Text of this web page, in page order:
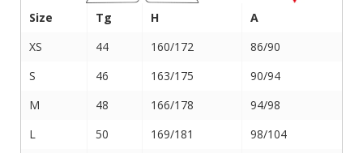
Size Tg H
A
XS
44 160/172
86/90
S
46 163/175
90/94
M
48 166/178
94/98
L
50 169/181 98/104